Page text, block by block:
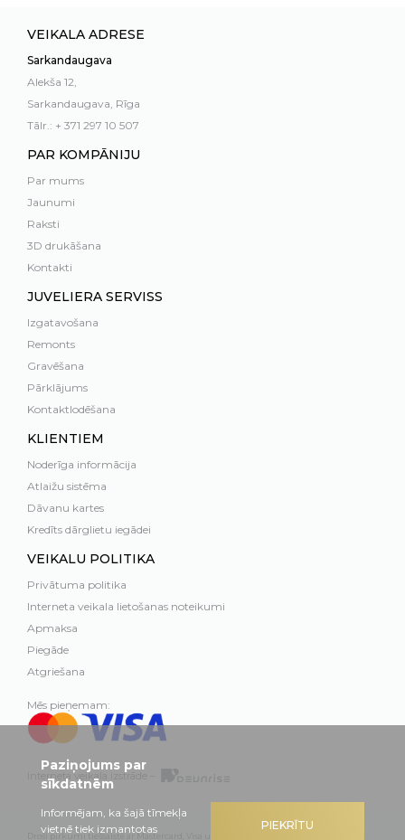
VEIKALA ADRESE
Sarkandaugava
Alekša 12,
Sarkandaugava, Rīga
Tālr.: + 371 297 10 507
PAR KOMPĀNIJU
Par mums
Jaunumi
Raksti
3D drukāšana
Kontakti
JUVELIERA SERVISS
Izgatavošana
Remonts
Gravēšana
Pārklājums
Kontaktlodēšana
KLIENTIEM
Noderīga informācija
Atlaižu sistēma
Dāvanu kartes
Kredīts dārglietu iegādei
VEIKALU POLITIKA
Privātuma politika
Interneta veikala lietošanas noteikumi
Apmaksa
Piegāde
Atgriešana
Mēs pieņemam:
Interneta veikala izstrāde –
Droši pirkumi tiešsaistē ar Mastercard, Visa un Swedbank
PIEKRĪTU
Paziņojums par
sīkdatnēm
Informējam, ka šajā tīmekļa
vietnē tiek izmantotas